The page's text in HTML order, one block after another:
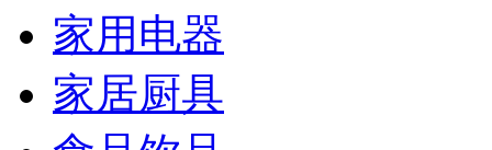
家用电器
家居厨具